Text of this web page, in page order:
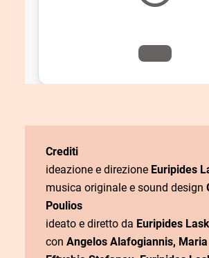
Crediti
ideazione e direzione Euripides
musica originale e sound design
Poulios
ideato e diretto da Euripides
con Angelos Alafogiannis,